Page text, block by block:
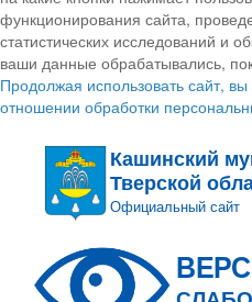
функционирования сайта,
статистических исследований и
ваши данные обрабатывались,
Продолжая использовать сайт,
отношении обработки